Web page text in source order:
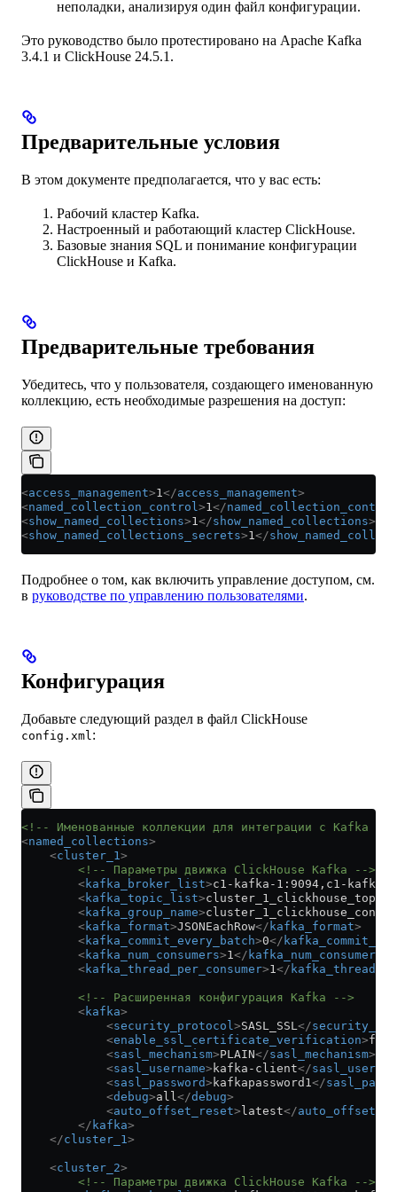
неполадки, анализируя один файл конфигурации.
Это руководство было протестировано на Apache Kafka
3.4.1 и ClickHouse 24.5.1.
Предварительные условия
В этом документе предполагается, что у вас есть:
Рабочий кластер Kafka.
Настроенный и работающий кластер ClickHouse.
Базовые знания SQL и понимание конфигурации
ClickHouse и Kafka.
Предварительные требования
Убедитесь, что у пользователя, создающего именованную
коллекцию, есть необходимые разрешения на доступ:
<access_management>1 </access_management>
<named_collection_control >1 </named_collection_control
<show_named_collections>1 </show_named_collections>
<show_named_collections_secrets>1 </
Подробнее о том, как включить управление доступом, см.
в руководстве по управлению пользователями.
Конфигурация
Добавьте следующий раздел в файл ClickHouse
config.xml :
<!-- Именованные коллекции для интеграции с Kafka -->
<named_collections>
    <
cluster_1 >
        <!-- Параметры движка ClickHouse Kafka -->
        <
kafka_broker_list>c1-kafka-1:9094,c1-kafka-
        <
kafka_topic_list>cluster_1_clickhouse_topic
        <
kafka_group_name>
        <
kafka_format>JSONEachRow</ kafka_format>
        <
kafka_commit_every_batch>0</
        <
kafka_num_consumers>1 </ kafka_num_consumers
        <
kafka_thread_per_consumer>1 </
        <!-- Расширенная конфигурация Kafka -->
        <
kafka>
            <
security_protocol >SASL_SSL </
            <
enable_ssl_certificate_verification>
            <
sasl_mechanism>PLAIN</sasl_mechanism>
            <
sasl_username> kafka-client</
            <
sasl_password> kafkapassword1 </
            <
debug>all </debug>
            <
auto_offset_reset>latest</
        </
kafka>
    </
cluster_1 >
    <
cluster_2>
        <!-- Параметры движка ClickHouse Kafka -->